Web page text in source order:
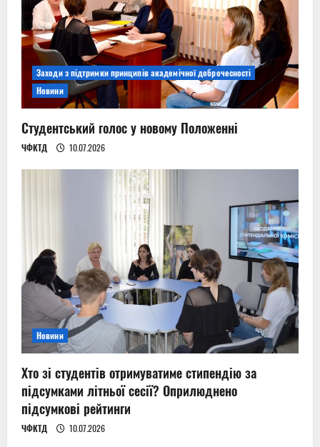
Заходи з підтримки принципів академічної доброчесності
Новини
Студентський голос у новому Положенні
ЧФКТД 10.07.2026
Новини
Хто зі студентів отримуватиме стипендію за
підсумками літньої сесії? Оприлюднено
підсумкові рейтинги
ЧФКТД 10.07.2026